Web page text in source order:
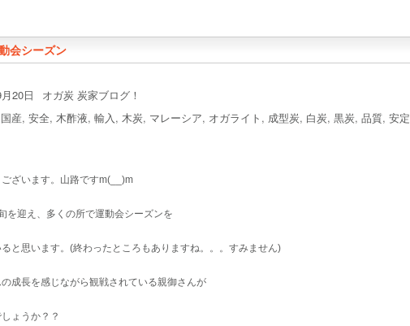
会シーズン
20日
カ
テ
ゴ
オガ炭 炭家ブログ！
国産, 安全, 木酢液, 輸入, 木炭, マレーシア, オガライト , 成型炭, 白炭, 黒炭, 品質, 安定
ざいます。山路ですm(__)m
を迎え、多くの所で運動会シーズンを
と思います。(終わったところもありますね。。。すみません)
成長を感じながら観戦されている親御さんが
ょうか？？